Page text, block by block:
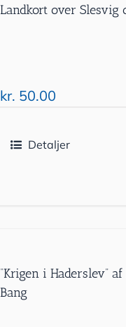
Landkort over Slesvig
kr. 50.00
Detaljer
“Krigen i Haderslev”
Bang